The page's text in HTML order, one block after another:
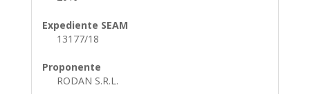
Expediente SEAM
13177/18
Proponente
RODAN S.R.L.